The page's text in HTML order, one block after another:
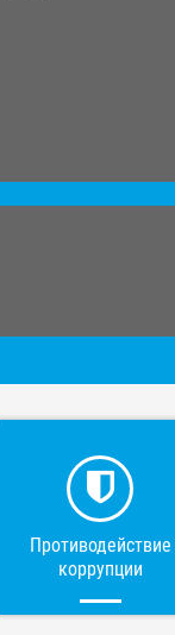
Противодействие
коррупции